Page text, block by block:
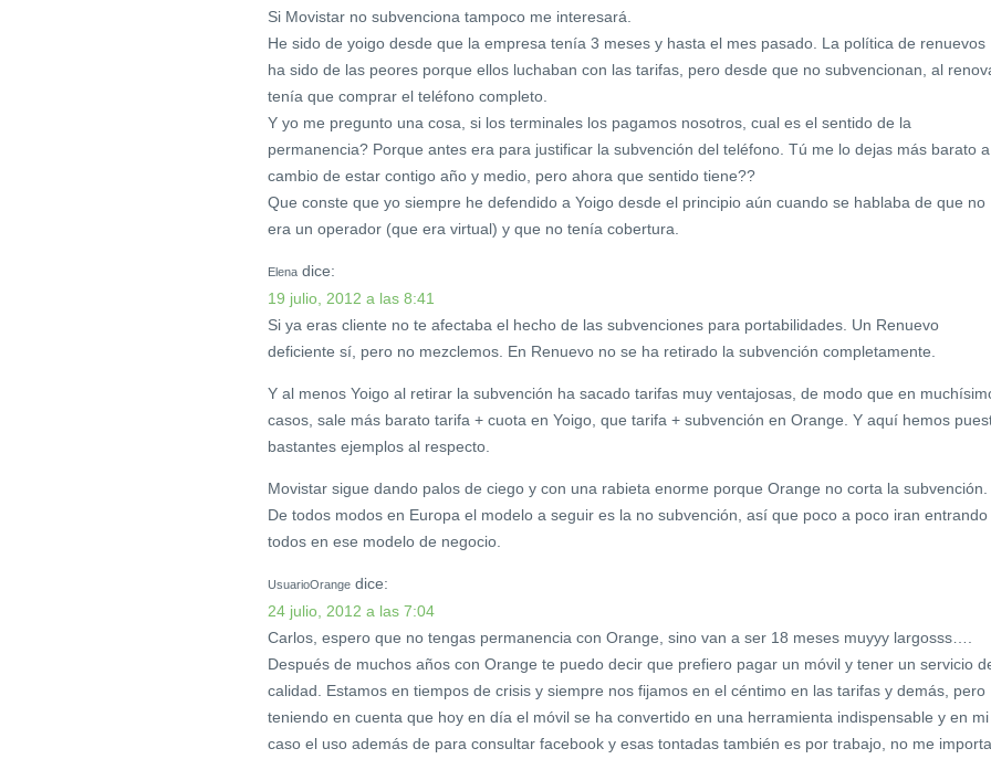
Si Movistar no subvenciona tampoco me interesará.
He sido de yoigo desde que la empresa tenía 3 meses y hasta el mes pasado. La política de renuevos
ha sido de las peores porque ellos luchaban con las tarifas, pero desde que no subvencionan, al
tenía que comprar el teléfono completo.
Y yo me pregunto una cosa, si los terminales los pagamos nosotros, cual es el sentido de la
permanencia? Porque antes era para justificar la subvención del teléfono. Tú me lo dejas más barato a
cambio de estar contigo año y medio, pero ahora que sentido tiene??
Que conste que yo siempre he defendido a Yoigo desde el principio aún cuando se hablaba de que no
era un operador (que era virtual) y que no tenía cobertura.
Elena dice:
19 julio, 2012 a las 8:41
Si ya eras cliente no te afectaba el hecho de las subvenciones para portabilidades. Un Renuevo
deficiente sí, pero no mezclemos. En Renuevo no se ha retirado la subvención completamente.
Y al menos Yoigo al retirar la subvención ha sacado tarifas muy ventajosas, de modo que en
casos, sale más barato tarifa + cuota en Yoigo, que tarifa + subvención en Orange. Y aquí hemos
bastantes ejemplos al respecto.
Movistar sigue dando palos de ciego y con una rabieta enorme porque Orange no corta la subvención.
De todos modos en Europa el modelo a seguir es la no subvención, así que poco a poco iran entrando
todos en ese modelo de negocio.
UsuarioOrange dice:
24 julio, 2012 a las 7:04
Carlos, espero que no tengas permanencia con Orange, sino van a ser 18 meses muyyy largosss….
Después de muchos años con Orange te puedo decir que prefiero pagar un móvil y tener un servicio
calidad. Estamos en tiempos de crisis y siempre nos fijamos en el céntimo en las tarifas y demás, pero
teniendo en cuenta que hoy en día el móvil se ha convertido en una herramienta indispensable y en mi
caso el uso además de para consultar facebook y esas tontadas también es por trabajo, no me importa